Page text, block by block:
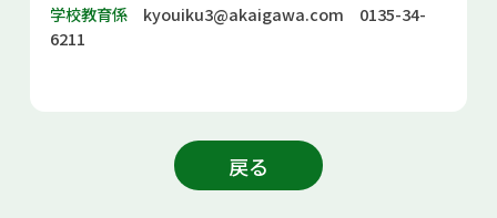
学校教育係 kyouiku3@akaigawa.com 0135-34-
6211
戻る